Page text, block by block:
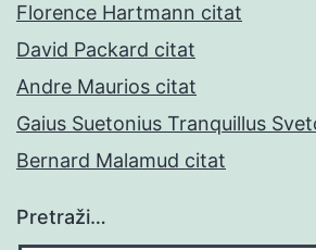
Florence Hartmann citat
David Packard citat
Andre Maurios citat
Gaius Suetonius Tranquillus
Bernard Malamud citat
Pretraži…